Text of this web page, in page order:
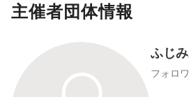
主催者団体情報
ふじ
フォロ